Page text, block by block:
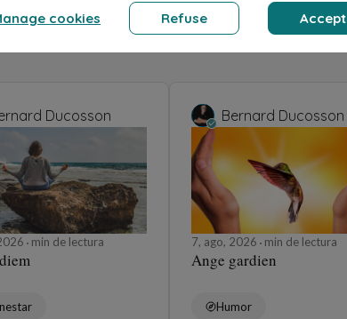
Ducosson
min de lectura
Bernard Ducosson
7, ago, 2026 min de lectura
Ange gardien
Humor
cookies Refuse Accept